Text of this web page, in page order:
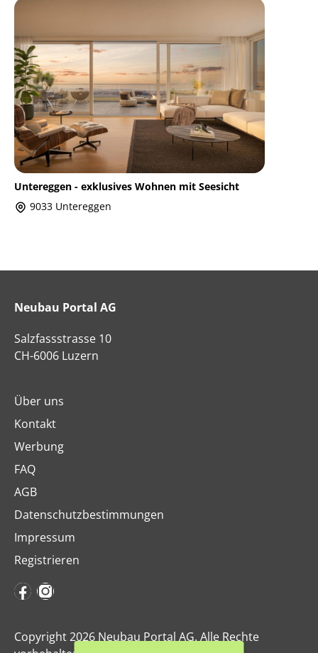
Untereggen - exklusives Wohnen mit Seesicht
9033 Untereggen
Neubau Portal AG
Salzfassstrasse 10
CH-6006 Luzern
Über uns
Kontakt
Werbung
FAQ
AGB
Datenschutzbestimmungen
Impressum
Registrieren
Copyright 2026 Neubau Portal AG. Alle Rechte